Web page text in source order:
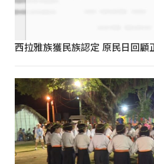
西拉雅族獲民族認定 原民日回顧